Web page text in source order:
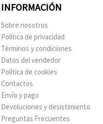
INFORMACIÓN
Sobre nosotros
Política de privacidad
Términos y condiciones
Datos del vendedor
Política de cookies
Contactos
Envío y pago
Devoluciones y desistimiento
Preguntas Frecuentes